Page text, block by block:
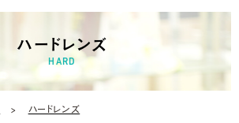
ハードレンズ
HARD
ハードレンズ